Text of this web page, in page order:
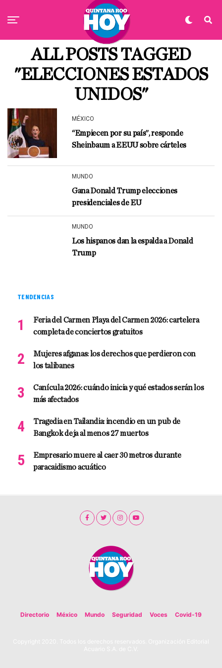
ALL POSTS TAGGED
"ELECCIONES ESTADOS
UNIDOS"
MÉXICO
“Empiecen por su país”, responde
Sheinbaum a EEUU sobre cárteles
MUNDO
Gana Donald Trump elecciones
presidenciales de EU
MUNDO
Los hispanos dan la espalda a Donald
Trump
TENDENCIAS
Feria del Carmen Playa del Carmen 2026: cartelera
completa de conciertos gratuitos
Mujeres afganas: los derechos que perdieron con
los talibanes
Canícula 2026: cuándo inicia y qué estados serán los
más afectados
Tragedia en Tailandia: incendio en un pub de
Bangkok deja al menos 27 muertos
Empresario muere al caer 30 metros durante
paracaidismo acuático
Directorio México Mundo Seguridad Voces Covid-19